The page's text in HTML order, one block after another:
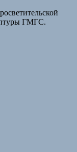
ГМГС.